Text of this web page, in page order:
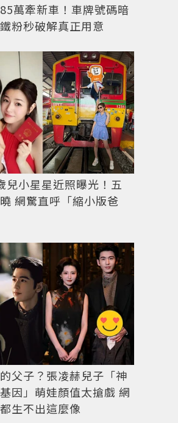
萬牽新車！車牌號碼暗
粉秒破解真正用意
兒小星星近照曝光！五
網驚直呼「縮小版爸
父子？張凌赫兒子「神
因」萌娃顏值太搶戲 網
生不出這麼像